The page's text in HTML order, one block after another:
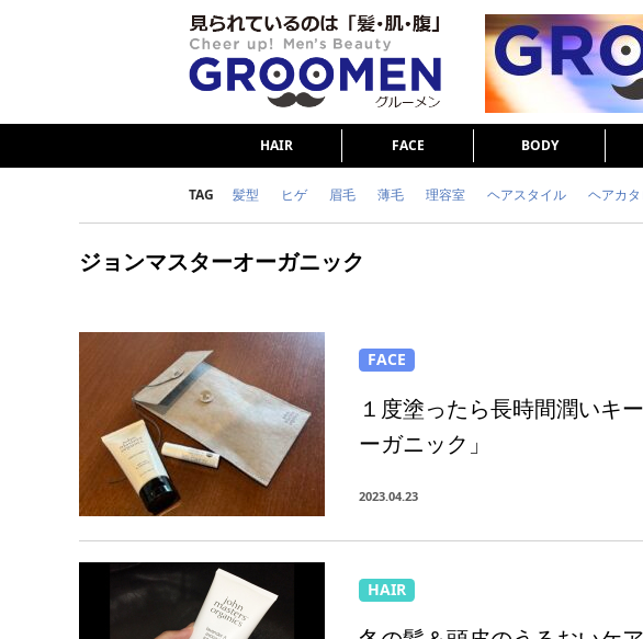
HAIR FACE BODY
TAG 髪型 ヒゲ 眉毛 薄毛 理容室 ヘアスタイル ヘアカ
女の本音 テストステロン
ジョンマスターオーガニック
FACE
１度塗ったら長時間潤いキ
ーガニック」
2023.04.23
HAIR